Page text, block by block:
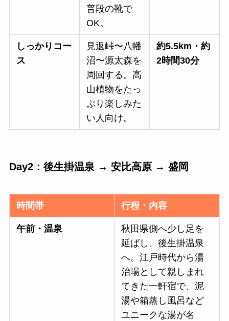
普段の靴で
OK。
しっかりコー
ス
見返峠〜八幡
沼〜源太森を
周回する。高
山植物をたっ
ぷり楽しみた
い人向け。
約5.5km・約
2時間30分
Day2：後生掛温泉 → 安比高原 → 盛岡
時間帯 行程・内容
午前・温泉
秋田県側へ少し足を
延ばし、後生掛温泉
へ。江戸時代から湯
治場として親しまれ
てきた一軒宿で、泥
湯や箱蒸し風呂など
ユニークな湯が名